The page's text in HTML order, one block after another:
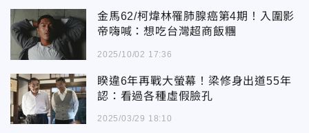
金馬62/柯煒林罹肺腺癌第4期！入圍影
帝嗨喊：想吃台灣超商飯糰
2025/10/02 17:36
睽違6年再戰大螢幕！梁修身出道55年
認：看過各種虛假臉孔
2025/03/29 18:10